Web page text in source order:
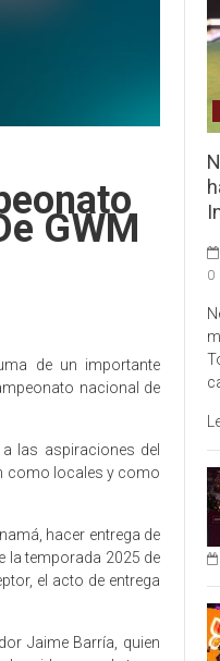
GWM
de un importante
nacional de
las aspiraciones del
como locales y como
hacer entrega de
la temporada 2025 de
el acto de entrega
Jaime Barría, quien
0